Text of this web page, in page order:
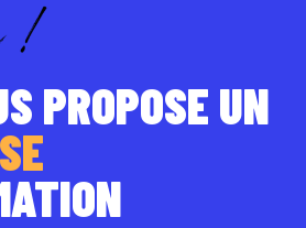
PROPOSE UN